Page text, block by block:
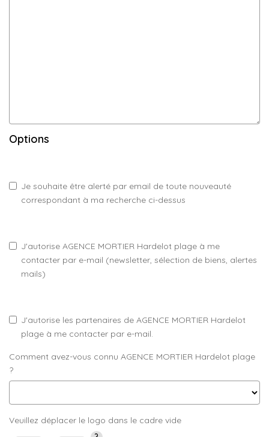
Options
Je souhaite être alerté par email de toute nouveauté
correspondant à ma recherche ci-dessus
J'autorise AGENCE MORTIER Hardelot plage à me
contacter par e-mail (newsletter, sélection de biens, alertes
mails)
J'autorise les partenaires de AGENCE MORTIER Hardelot
plage à me contacter par e-mail.
Comment avez-vous connu AGENCE MORTIER Hardelot plage
?
Veuillez déplacer le logo dans le cadre vide